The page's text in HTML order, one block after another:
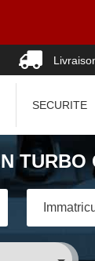
SECURITE
TURBO